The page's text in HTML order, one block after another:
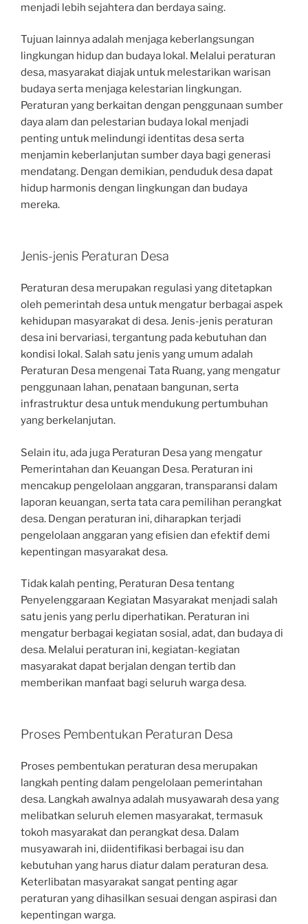
menjadi lebih sejahtera dan berdaya saing.
Tujuan lainnya adalah menjaga keberlangsungan
lingkungan hidup dan budaya lokal. Melalui peraturan
desa, masyarakat diajak untuk melestarikan warisan
budaya serta menjaga kelestarian lingkungan.
Peraturan yang berkaitan dengan penggunaan sumber
daya alam dan pelestarian budaya lokal menjadi
penting untuk melindungi identitas desa serta
menjamin keberlanjutan sumber daya bagi generasi
mendatang. Dengan demikian, penduduk desa dapat
hidup harmonis dengan lingkungan dan budaya
mereka.
Jenis-jenis Peraturan Desa
Peraturan desa merupakan regulasi yang ditetapkan
oleh pemerintah desa untuk mengatur berbagai aspek
kehidupan masyarakat di desa. Jenis-jenis peraturan
desa ini bervariasi, tergantung pada kebutuhan dan
kondisi lokal. Salah satu jenis yang umum adalah
Peraturan Desa mengenai Tata Ruang, yang mengatur
penggunaan lahan, penataan bangunan, serta
infrastruktur desa untuk mendukung pertumbuhan
yang berkelanjutan.
Selain itu, ada juga Peraturan Desa yang mengatur
Pemerintahan dan Keuangan Desa. Peraturan ini
mencakup pengelolaan anggaran, transparansi dalam
laporan keuangan, serta tata cara pemilihan perangkat
desa. Dengan peraturan ini, diharapkan terjadi
pengelolaan anggaran yang efisien dan efektif demi
kepentingan masyarakat desa.
Tidak kalah penting, Peraturan Desa tentang
Penyelenggaraan Kegiatan Masyarakat menjadi salah
satu jenis yang perlu diperhatikan. Peraturan ini
mengatur berbagai kegiatan sosial, adat, dan budaya di
desa. Melalui peraturan ini, kegiatan-kegiatan
masyarakat dapat berjalan dengan tertib dan
memberikan manfaat bagi seluruh warga desa.
Proses Pembentukan Peraturan Desa
Proses pembentukan peraturan desa merupakan
langkah penting dalam pengelolaan pemerintahan
desa. Langkah awalnya adalah musyawarah desa yang
melibatkan seluruh elemen masyarakat, termasuk
tokoh masyarakat dan perangkat desa. Dalam
musyawarah ini, diidentifikasi berbagai isu dan
kebutuhan yang harus diatur dalam peraturan desa.
Keterlibatan masyarakat sangat penting agar
peraturan yang dihasilkan sesuai dengan aspirasi dan
kepentingan warga.